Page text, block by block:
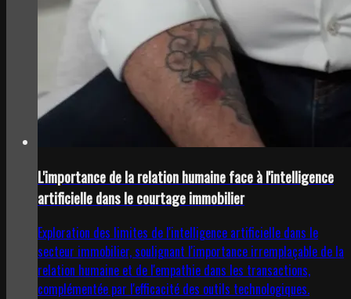
L'importance de la relation humaine face à l'intelligence
artificielle dans le courtage immobilier
Exploration des limites de l'intelligence artificielle dans le
secteur immobilier, soulignant l'importance irremplaçable de la
relation humaine et de l'empathie dans les transactions,
complémentée par l'efficacité des outils technologiques.